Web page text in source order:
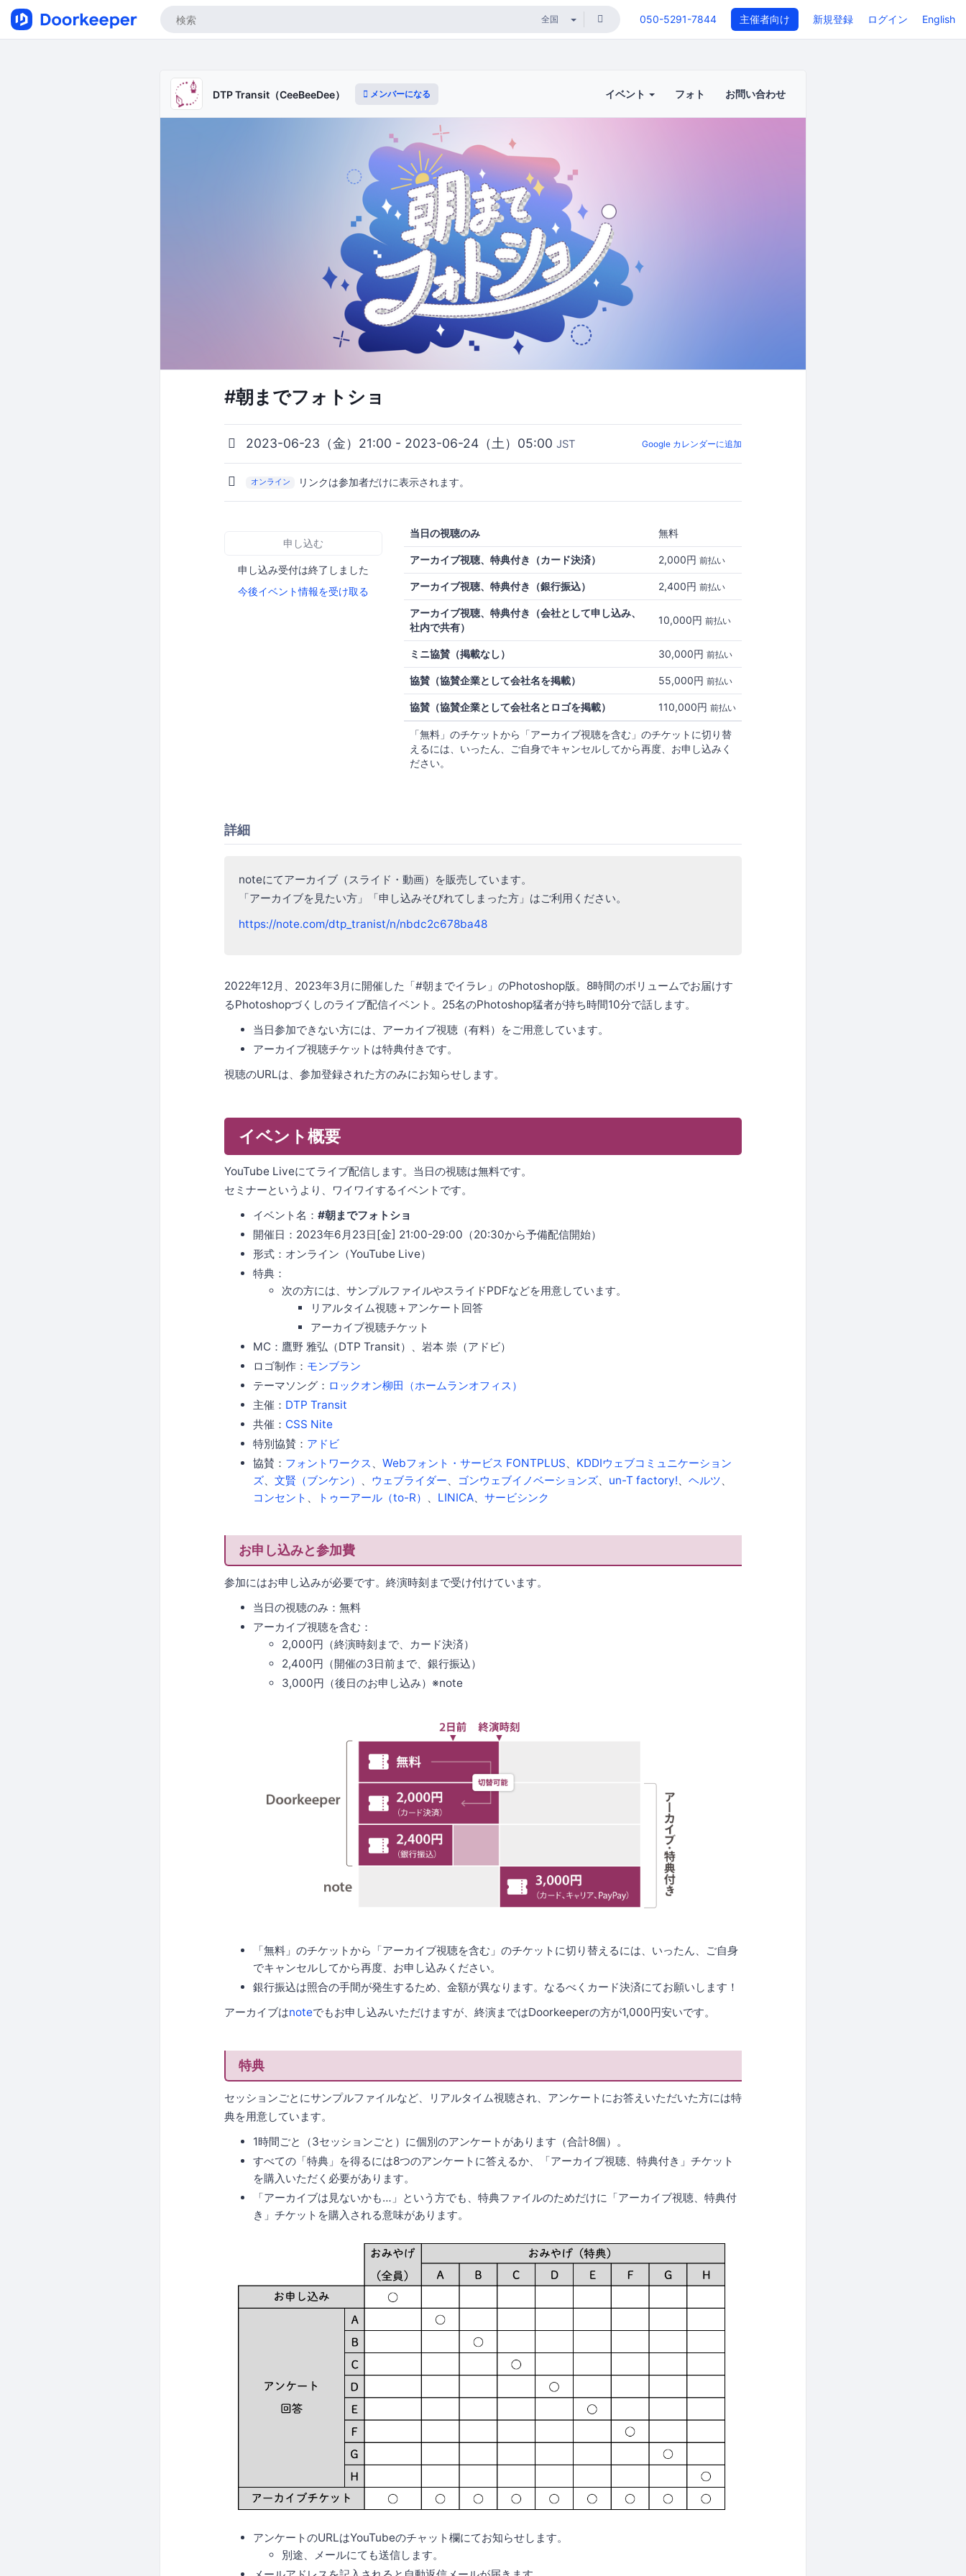
050-5291-7844 主催者向け 新規登録 ログイン English
DTP Transit（CeeBeeDee） メンバーになる イベント フォト お問い合わせ
#朝までフォトショ
2023-06-23（金）21:00 - 2023-06-24（土）05:00 JST Google カレンダーに追加
オンライン リンクは参加者だけに表示されます。
申し込む
申し込み受付は終了しました
今後イベント情報を受け取る
当日の視聴のみ 無料
アーカイブ視聴、特典付き（カード決済） 2,000円 前払い
アーカイブ視聴、特典付き（銀行振込） 2,400円 前払い
アーカイブ視聴、特典付き（会社として申し込み、
社内で共有）
10,000円 前払い
ミニ協賛（掲載なし） 30,000円 前払い
協賛（協賛企業として会社名を掲載） 55,000円 前払い
協賛（協賛企業として会社名とロゴを掲載） 110,000円 前払い
「無料」のチケットから「アーカイブ視聴を含む」のチケットに切り替
えるには、いったん、ご自身でキャンセルしてから再度、お申し込みく
ださい。
詳細
noteにてアーカイブ（スライド・動画）を販売しています。
「アーカイブを見たい方」「申し込みそびれてしまった方」はご利用ください。
https://note.com/dtp_tranist/n/nbdc2c678ba48
2022年12月、2023年3月に開催した「#朝までイラレ」のPhotoshop版。8時間のボリュームでお届けす
るPhotoshopづくしのライブ配信イベント。25名のPhotoshop猛者が持ち時間10分で話します。
当日参加できない方には、アーカイブ視聴（有料）をご用意しています。
アーカイブ視聴チケットは特典付きです。
視聴のURLは、参加登録された方のみにお知らせします。
イベント概要
YouTube Liveにてライブ配信します。当日の視聴は無料です。
セミナーというより、ワイワイするイベントです。
イベント名： #朝までフォトショ
開催日：2023年6月23日[金] 21:00-29:00（20:30から予備配信開始）
形式：オンライン（YouTube Live）
特典：
次の方には、サンプルファイルやスライドPDFなどを用意しています。
リアルタイム視聴＋アンケート回答
アーカイブ視聴チケット
MC：鷹野 雅弘（DTP Transit）、岩本 崇（アドビ）
ロゴ制作： モンブラン
テーマソング： ロックオン柳田（ホームランオフィス）
主催： DTP Transit
共催： CSS Nite
特別協賛： アドビ
協賛： フォントワークス Webフォント・サービス FONTPLUS
KDDIウェブコミュニケーション
ズ
文賢（ブンケン） ウェブライダー ゴンウェブイノベーションズ un-T factory! ヘルツ
コンセント
トゥーアール（to-R） LINICA サービシンク
お申し込みと参加費
参加にはお申し込みが必要です。終演時刻まで受け付けています。
当日の視聴のみ：無料
アーカイブ視聴を含む：
2,000円（終演時刻まで、カード決済）
2,400円（開催の3日前まで、銀行振込）
3,000円（後日のお申し込み）※note
「無料」のチケットから「アーカイブ視聴を含む」のチケットに切り替えるには、いったん、ご自身
でキャンセルしてから再度、お申し込みください。
銀行振込は照合の手間が発生するため、金額が異なります。なるべくカード決済にてお願いします！
アーカイブはnoteでもお申し込みいただけますが、終演まではDoorkeeperの方が1,000円安いです。
特典
セッションごとにサンプルファイルなど、リアルタイム視聴され、アンケートにお答えいただいた方には特
典を用意しています。
1時間ごと（3セッションごと）に個別のアンケートがあります（合計8個）。
すべての「特典」を得るには8つのアンケートに答えるか、「アーカイブ視聴、特典付き」チケット
を購入いただく必要があります。
「アーカイブは見ないかも…」という方でも、特典ファイルのためだけに「アーカイブ視聴、特典付
き」チケットを購入される意味があります。
アンケートのURLはYouTubeのチャット欄にてお知らせします。
別途、メールにても送信します。